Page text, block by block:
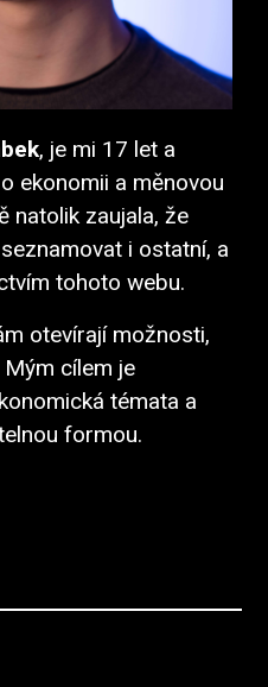
, je mi 17 let a
ekonomii a měnovou
natolik zaujala, že
i ostatní, a
tohoto webu.
otevírají možnosti,
Mým cílem je
témata a
formou.